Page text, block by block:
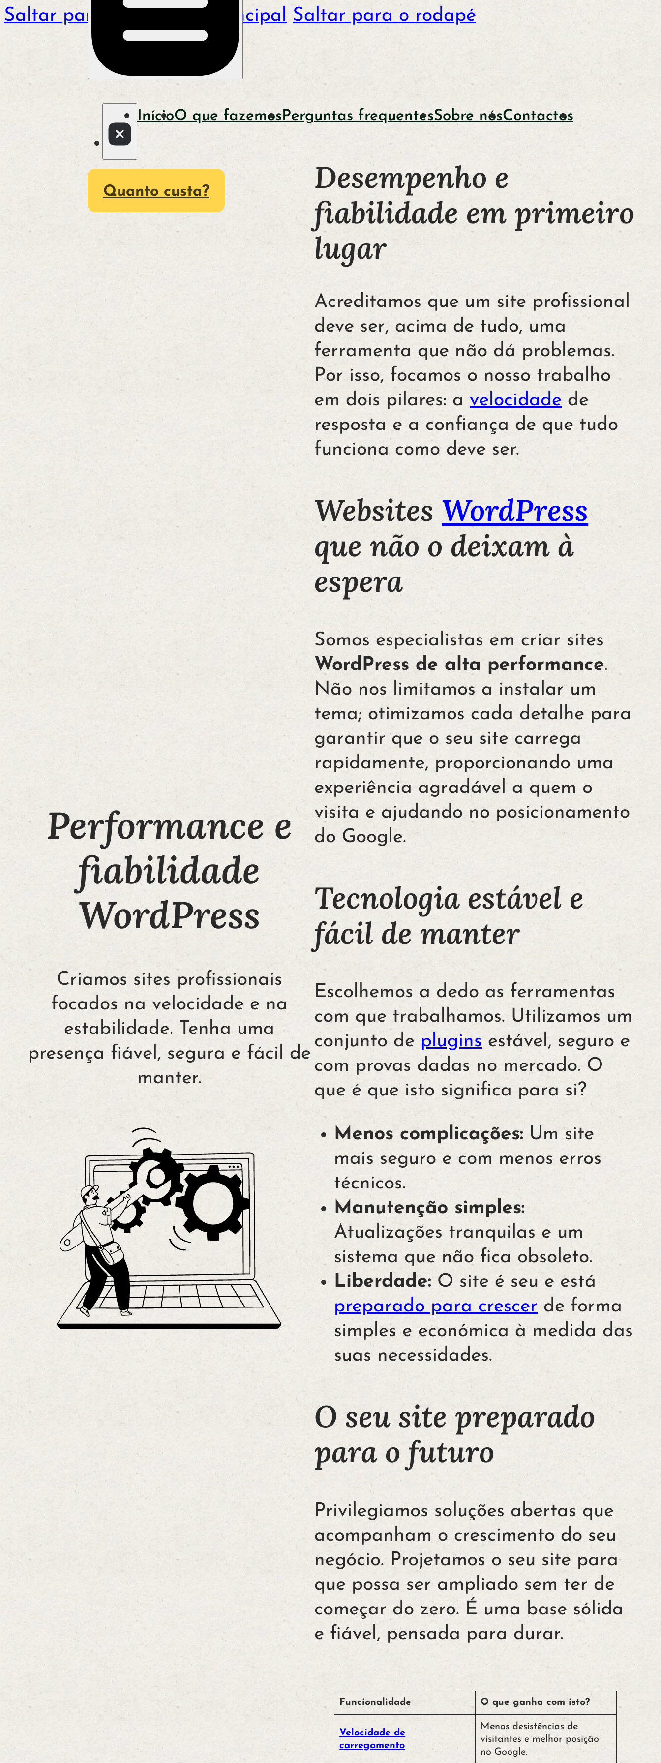
Saltar para o conteúdo principal Saltar para o rodapé
InícioO que fazemosPerguntas frequentesSobre nósContactos
Quanto custa?
Performance e
fiabilidade
WordPress
Criamos sites profissionais
focados na velocidade e na
estabilidade. Tenha uma
presença fiável, segura e fácil de
manter.
Desempenho e
fiabilidade em primeiro
lugar
Acreditamos que um site profissional
deve ser, acima de tudo, uma
ferramenta que não dá problemas.
Por isso, focamos o nosso trabalho
em dois pilares: a velocidade de
resposta e a confiança de que tudo
funciona como deve ser.
Websites WordPress
que não o deixam à
espera
Somos especialistas em criar sites
WordPress de alta performance.
Não nos limitamos a instalar um
tema; otimizamos cada detalhe para
garantir que o seu site carrega
rapidamente, proporcionando uma
experiência agradável a quem o
visita e ajudando no posicionamento
do Google.
Tecnologia estável e
fácil de manter
Escolhemos a dedo as ferramentas
com que trabalhamos. Utilizamos um
conjunto de plugins estável, seguro e
com provas dadas no mercado. O
que é que isto significa para si?
Menos complicações: Um site
mais seguro e com menos erros
técnicos.
Manutenção simples:
Atualizações tranquilas e um
sistema que não fica obsoleto.
Liberdade: O site é seu e está
preparado para crescer de forma
simples e económica à medida das
suas necessidades.
O seu site preparado
para o futuro
Privilegiamos soluções abertas que
acompanham o crescimento do seu
negócio. Projetamos o seu site para
que possa ser ampliado sem ter de
começar do zero. É uma base sólida
e fiável, pensada para durar.
Funcionalidade O que ganha com isto?
Velocidade de
carregamento
Menos desistências de
visitantes e melhor posição
no Google.